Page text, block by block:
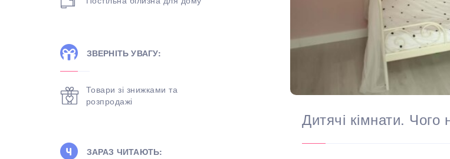
Дитячі кімнати. Чого
ЗВЕРНІТЬ УВАГУ:
Товари зі знижками та
розпродажі
ЗАРАЗ ЧИТАЮТЬ: